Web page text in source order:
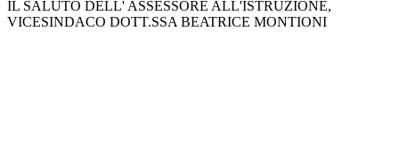
IL SALUTO DELL' ASSESSORE ALL'ISTRUZIONE,
VICESINDACO DOTT.SSA BEATRICE MONTIONI